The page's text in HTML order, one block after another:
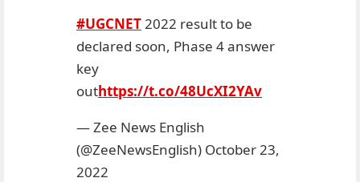
#UGCNET 2022 result to be
declared soon, Phase 4 answer
key
outhttps://t.co/48UcXI2YAv
— Zee News English
(@ZeeNewsEnglish) October 23,
2022